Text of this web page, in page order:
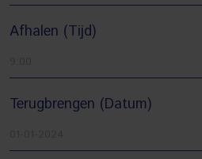
Afhalen (Tijd)
Terugbrengen (Datum)